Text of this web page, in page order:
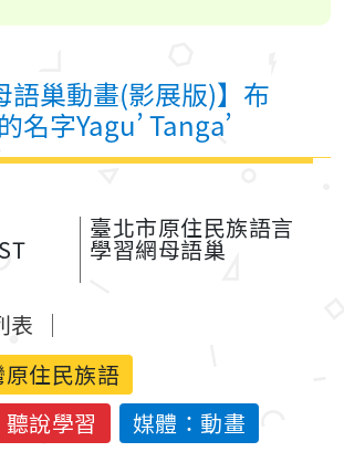
語巢動畫(影展版)】布
名字Yagu’ Tanga’
臺北市原住民族語言
學習網母語巢
表
原住民族語
說學習
媒體：動畫